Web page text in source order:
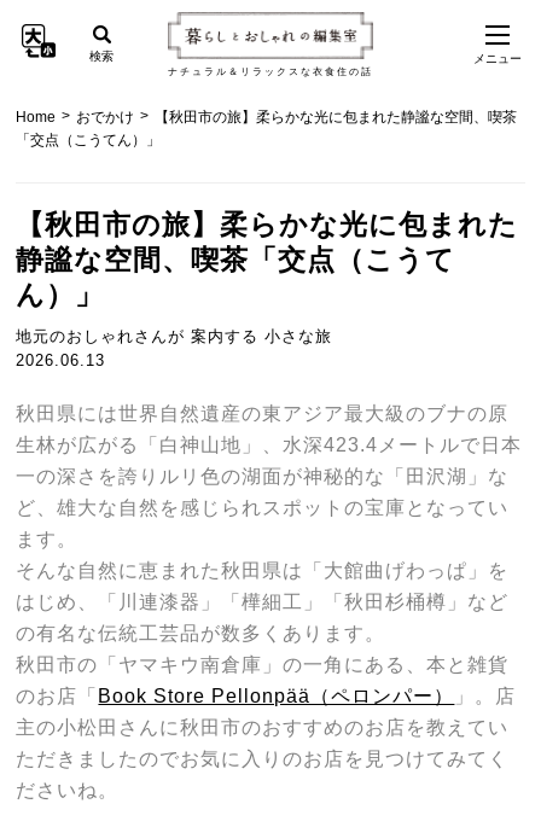
ナチュラル＆リラックスな衣食住の話
検索 メニュー
Home > おでかけ >
【秋田市の旅】柔らかな光に包まれた静謐な空間、喫茶
「交点（こうてん）」
【秋田市の旅】柔らかな光に包まれた
静謐な空間、喫茶「交点（こうて
ん）」
地元のおしゃれさんが 案内する 小さな旅
2026.06.13
秋田県には世界自然遺産の東アジア最大級のブナの原
生林が広がる「白神山地」、 水深423.4メートルで日本
一の深さを誇りルリ色の湖面が神秘的な「田沢湖」な
ど、雄大な自然を感じられスポットの宝庫となってい
ます。
そんな自然に恵まれた秋田県は「大館曲げわっぱ」を
はじめ、「川連漆器」「樺細工」「秋田杉桶樽」など
の有名な伝統工芸品が数多くあります。
秋田市の「ヤマキウ南倉庫」の一角にある、本と雑貨
のお店「 Book Store Pellonpää（ペロンパー）
」。店
主の小松田さんに秋田市のおすすめのお店を教えてい
ただきましたのでお気に入りのお店を見つけてみてく
ださいね。